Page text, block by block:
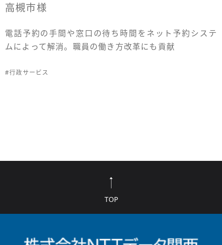
高槻市様
電話予約の手間や窓口の待ち時間をネット予約システ
ムによって解消。職員の働き方改革にも貢献
#行政サービス
TOP